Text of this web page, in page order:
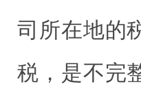
司所在地的
税，是不完